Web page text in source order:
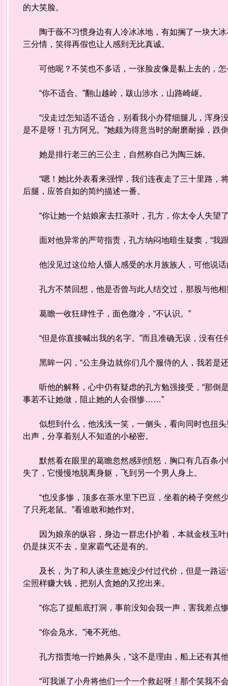
的大笑脸。
陶于薇不习惯身边有人冷冰冰地，有如搁了一块大冰
三分情，笑得再假也让人感到无比真诚。
可他呢？不笑也不多话，一张脸皮像是黏上去的，
“你不适合。”翻山越岭，跋山涉水，山路崎岖。
“没走过怎知适不适合，别看我小办臂细腿儿，浑身
是不是呀！孔方阿兄。”她颇为得意当时的耐磨耐操，跌
她是排行老三的三公主，自然称自己为陶三姊。
“嗯！她比外表看来强悍，我们连夜走了三十里路，
后腿，应答自如的简约描述一番。
“你让她一个姑娘家去扛茶叶，孔方，你太令人失望
面对他异常的严苛指责，孔方纳闷地暗生疑窦，“我
他没见过这位给人慑人感受的水月族族人，可他说话
孔方不禁回想，他是否曾与此人结交过，那股与他相
葛瞻一收狂肆性子，面色微冷，“不认识。”
“但是你直接喊出我的名字。”而且准确无误，没有任
黑眸一闪，“公主身边就你们几个服侍的人，我若是
听他的解释，心中仍有疑虑的孔方勉强接受，“那倒
事若不让她做，阻止她的人会很惨……”
似想到什么，他浅浅一笑，一侧头，看向同时也扭头
出声，分享着别人不知道的小秘密。
默然看在眼里的葛瞻忽然感到愤怒，胸口有几百条小
失了，它慢慢地脱离身躯，飞到另一个男人身上。
“也没多惨，顶多在茶水里下巴豆，坐着的椅子突然
了只死老鼠。”看谁敢和她作对。
因为娘亲的纵容，身边一群忠仆护着，本就金枝玉叶
仍是抹灭不去，皇家霸气还是有的。
及长，为了和人谈生意她没少付过代价，但是一路运
尘照样赚大钱，把别人贪她的又挖出来。
“你忘了提船底打洞，事前没知会我一声，害我差点
“你会凫水。”淹不死他。
孔方指责地一拧她鼻头，“这不是理由，船上还有其
“可我派了小舟将他们一个一个救起呀！那个笑我不